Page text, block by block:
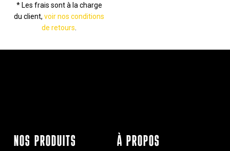
* Les frais sont à la charge
du client,voir nos conditions
de retours
NOS PRODUITS À PROPOS